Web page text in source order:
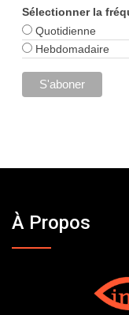
Sélectionner la
Quotidienne
Hebdomadaire
À Propos